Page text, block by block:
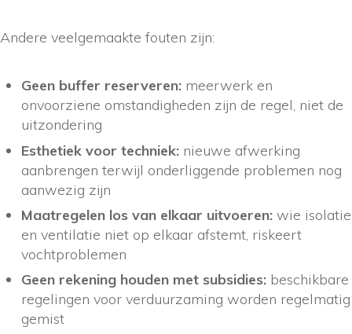
Andere veelgemaakte fouten zijn:
Geen buffer reserveren: meerwerk en
onvoorziene omstandigheden zijn de regel, niet de
uitzondering
Esthetiek voor techniek: nieuwe afwerking
aanbrengen terwijl onderliggende problemen nog
aanwezig zijn
Maatregelen los van elkaar uitvoeren: wie isolatie
en ventilatie niet op elkaar afstemt, riskeert
vochtproblemen
Geen rekening houden met subsidies: beschikbare
regelingen voor verduurzaming worden regelmatig
gemist